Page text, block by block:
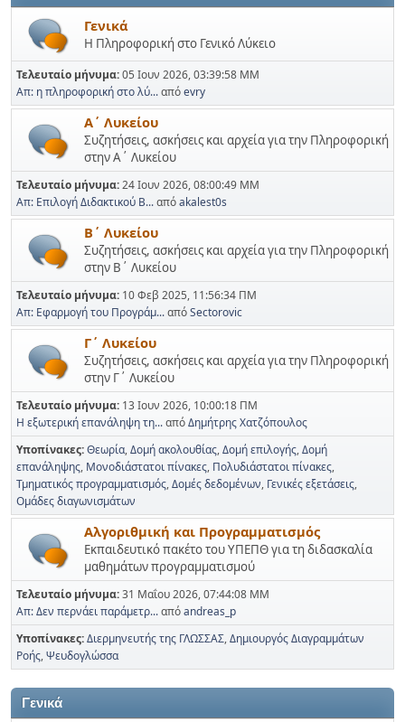
Γενικά
Η Πληροφορική στο Γενικό Λύκειο
Τελευταίο μήνυμα:05 Ιουν 2026, 03:39:58 ΜΜ
Απ: η πληροφορική στο λύ...απόevry
Α΄ Λυκείου
Συζητήσεις, ασκήσεις και αρχεία για την Πληροφορική
στην Α΄ Λυκείου
Τελευταίο μήνυμα:24 Ιουν 2026, 08:00:49 ΜΜ
Απ: Επιλογή Διδακτικού Β...απόakalest0s
Β΄ Λυκείου
Συζητήσεις, ασκήσεις και αρχεία για την Πληροφορική
στην Β΄ Λυκείου
Τελευταίο μήνυμα: 10 Φεβ 2025, 11:56:34 ΠΜ
Απ: Εφαρμογή του Προγράμ...απόSectorovic
Γ΄ Λυκείου
Συζητήσεις, ασκήσεις και αρχεία για την Πληροφορική
στην Γ΄ Λυκείου
Τελευταίο μήνυμα: 13 Ιουν 2026, 10:00:18 ΠΜ
Η εξωτερική επανάληψη τη...απόΔημήτρης Χατζόπουλος
Υποπίνακες Θεωρία Δομή ακολουθίας Δομή επιλογής Δομή
επανάληψης Μονοδιάστατοι πίνακες Πολυδιάστατοι πίνακες
Τμηματικός προγραμματισμός Δομές δεδομένων Γενικές εξετάσεις
Ομάδες διαγωνισμάτων
Αλγοριθμική και Προγραμματισμός
Εκπαιδευτικό πακέτο του ΥΠΕΠΘ για τη διδασκαλία
μαθημάτων προγραμματισμού
Τελευταίο μήνυμα:31 Μαΐου 2026, 07:44:08 ΜΜ
Απ: Δεν περνάει παράμετρ...απόandreas_p
Υποπίνακες Διερμηνευτής της ΓΛΩΣΣΑΣ Δημιουργός Διαγραμμάτων
Ροής Ψευδογλώσσα
Γενικά